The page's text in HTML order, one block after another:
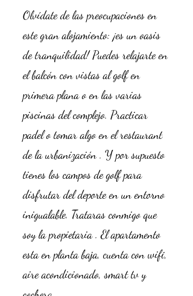
Olvídate de las preocupaciones en
este gran alojamiento: ¡es un oasis
de tranquilidad! Puedes relajarte en
el balcón con vistas al golf en
primera plana o en las varias
piscinas del complejo. Practicar
padel o tomar algo en el restaurant
de la urbanización . Y por supuesto
tienes los campos de golf para
disfrutar del deporte en un entorno
inigualable. Trataras conmigo que
soy la propietaria . El apartamento
esta en planta baja, cuenta con wifi,
aire acondicionado, smart tv y